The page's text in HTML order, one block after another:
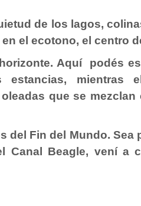
de los lagos,
el ecotono, el centro
Aquí podés
mientras
que se
del Fin del Mundo. Sea
Canal Beagle, vení a